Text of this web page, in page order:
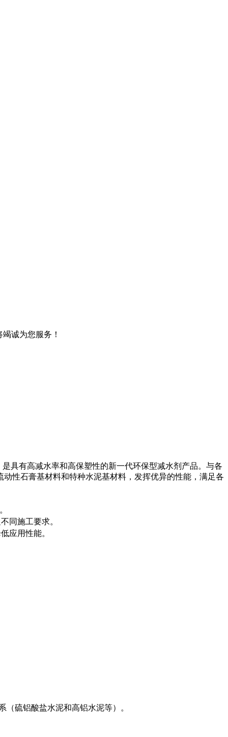
诚为您服务！
具有高减水率和高保塑性的新一代环保型减水剂产品。与各
性石膏基材料和特种水泥基材料，发挥优异的性能，满足各
同施工要求。
应用性能。
硫铝酸盐水泥和高铝水泥等）。